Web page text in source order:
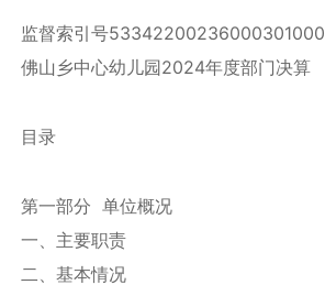
监督索引号53342200236000301000
佛山乡中心幼儿园2024年度部门决算
目录
第一部分 单位概况
一、主要职责
二、基本情况